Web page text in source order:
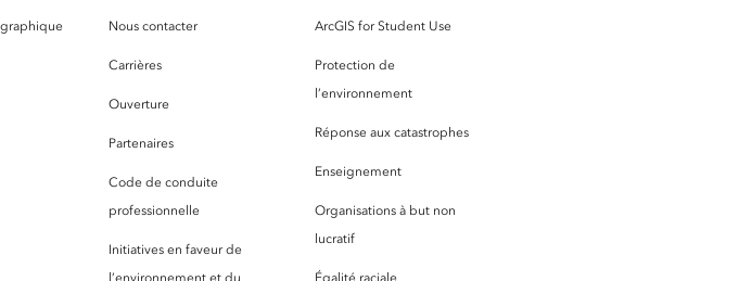
Nous contacter
Carrières
Ouverture
Partenaires
Code de conduite
professionnelle
Initiatives en faveur de
l’environnement et du
ArcGIS for Student Use
Protection de
l’environnement
Réponse aux catastrophes
Enseignement
Organisations à but non
lucratif
Égalité raciale